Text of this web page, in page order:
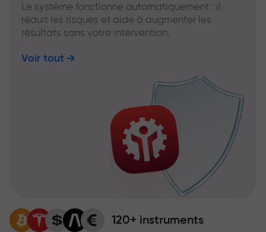
Le système fonctionne automatiquement : il
réduit les risques et aide à augmenter les
résultats sans votre intervention.
Voir tout
120+ instruments